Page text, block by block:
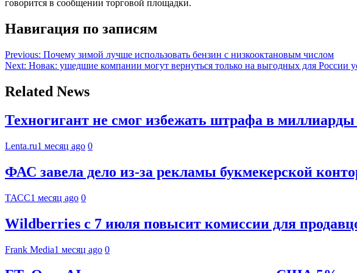
говорится в сообщении торговой площадки.
Навигация по записям
Previous: Почему зимой лучше использовать бензин с низкооктановым числом
Next: Новак: ушедшие компании могут вернуться только на выгодных для России
Related News
Техногигант не смог избежать штрафа в миллиарды
Lenta.ru1 месяц ago 0
ФАС завела дело из-за рекламы букмекерской
ТАСС1 месяц ago 0
Wildberries с 7 июля повысит комиссии для
Frank Media1 месяц ago 0